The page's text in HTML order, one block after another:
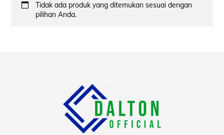
Tidak ada produk yang ditemukan sesuai dengan
pilihan Anda.